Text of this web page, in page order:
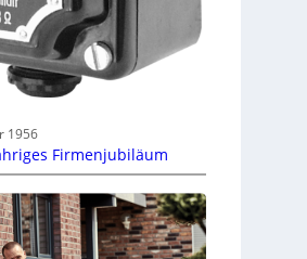
1956
Firmenjubiläum